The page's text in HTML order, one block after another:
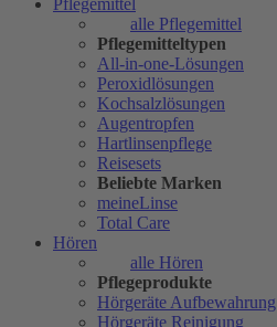
Pflegemittel
alle Pflegemittel
Pflegemitteltypen
All-in-one-Lösungen
Peroxidlösungen
Kochsalzlösungen
Augentropfen
Hartlinsenpflege
Reisesets
Beliebte Marken
meineLinse
Total Care
Hören
alle Hören
Pflegeprodukte
Hörgeräte Aufbewahrung
Hörgeräte Reinigung